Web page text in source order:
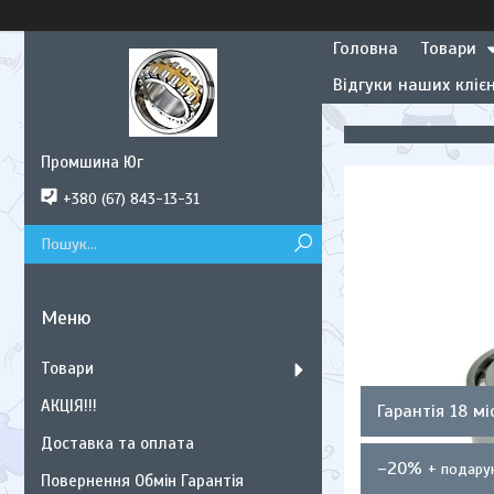
Головна
Товари
Відгуки наших
Гарантія 18
–20%
Промшина Юг
+380 (67) 843-13-31
Товари
АКЦІЯ!!!
Доставка та оплата
Повернення Обмін Гарантія